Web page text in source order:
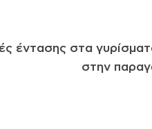
έντασης στα
στην